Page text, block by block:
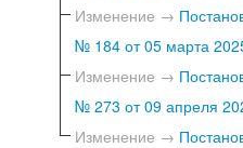
Изменение →
№ 184 от 05 марта
Изменение →
№ 273 от 09 апреля
Изменение →